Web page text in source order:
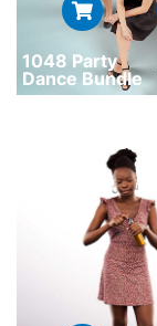
1048 Party
Dance Bundle